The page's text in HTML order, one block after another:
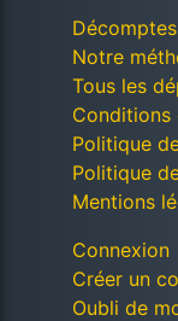
Notre
Tous les
Conditions
Politique
Politique
Mentions
Connexion
Créer un
Oubli de